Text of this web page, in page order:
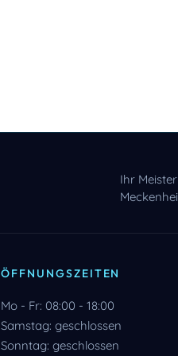
Ihr
ÖFFNUNGSZEITEN
Mo - Fr: 08:00 - 18:00
Samstag: geschlossen
Sonntag: geschlossen